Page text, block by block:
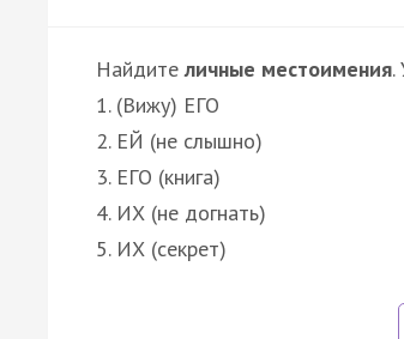
Найдителичные местоимения.
1. (Вижу) ЕГО
2. ЕЙ (не слышно)
3. ЕГО (книга)
4. ИХ (не догнать)
5. ИХ (секрет)